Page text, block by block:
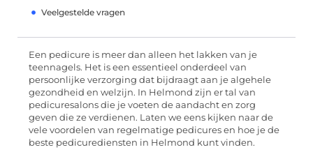
Veelgestelde vragen
Een pedicure is meer dan alleen het lakken van je
teennagels. Het is een essentieel onderdeel van
persoonlijke verzorging dat bijdraagt aan je algehele
gezondheid en welzijn. In Helmond zijn er tal van
pedicuresalons die je voeten de aandacht en zorg
geven die ze verdienen. Laten we eens kijken naar de
vele voordelen van regelmatige pedicures en hoe je de
beste pedicurediensten in Helmond kunt vinden.